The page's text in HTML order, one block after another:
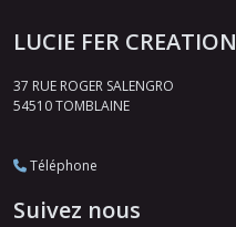
LUCIE FER CREATION
37 RUE ROGER SALENGRO
54510TOMBLAINE
Téléphone
Suivez nous